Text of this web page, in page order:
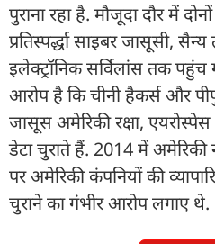
पुराना रहा है. मौजूदा दौर में
प्रतिस्पर्द्धा साइबर जासूसी,
इलेक्ट्रॉनिक सर्विलांस तक
आरोप है कि चीनी हैकर्स और
जासूस अमेरिकी रक्षा,
डेटा चुराते हैं. 2014 में अमेरिकी
पर अमेरिकी कंपनियों की
चुराने का गंभीर आरोप लगाए थे.